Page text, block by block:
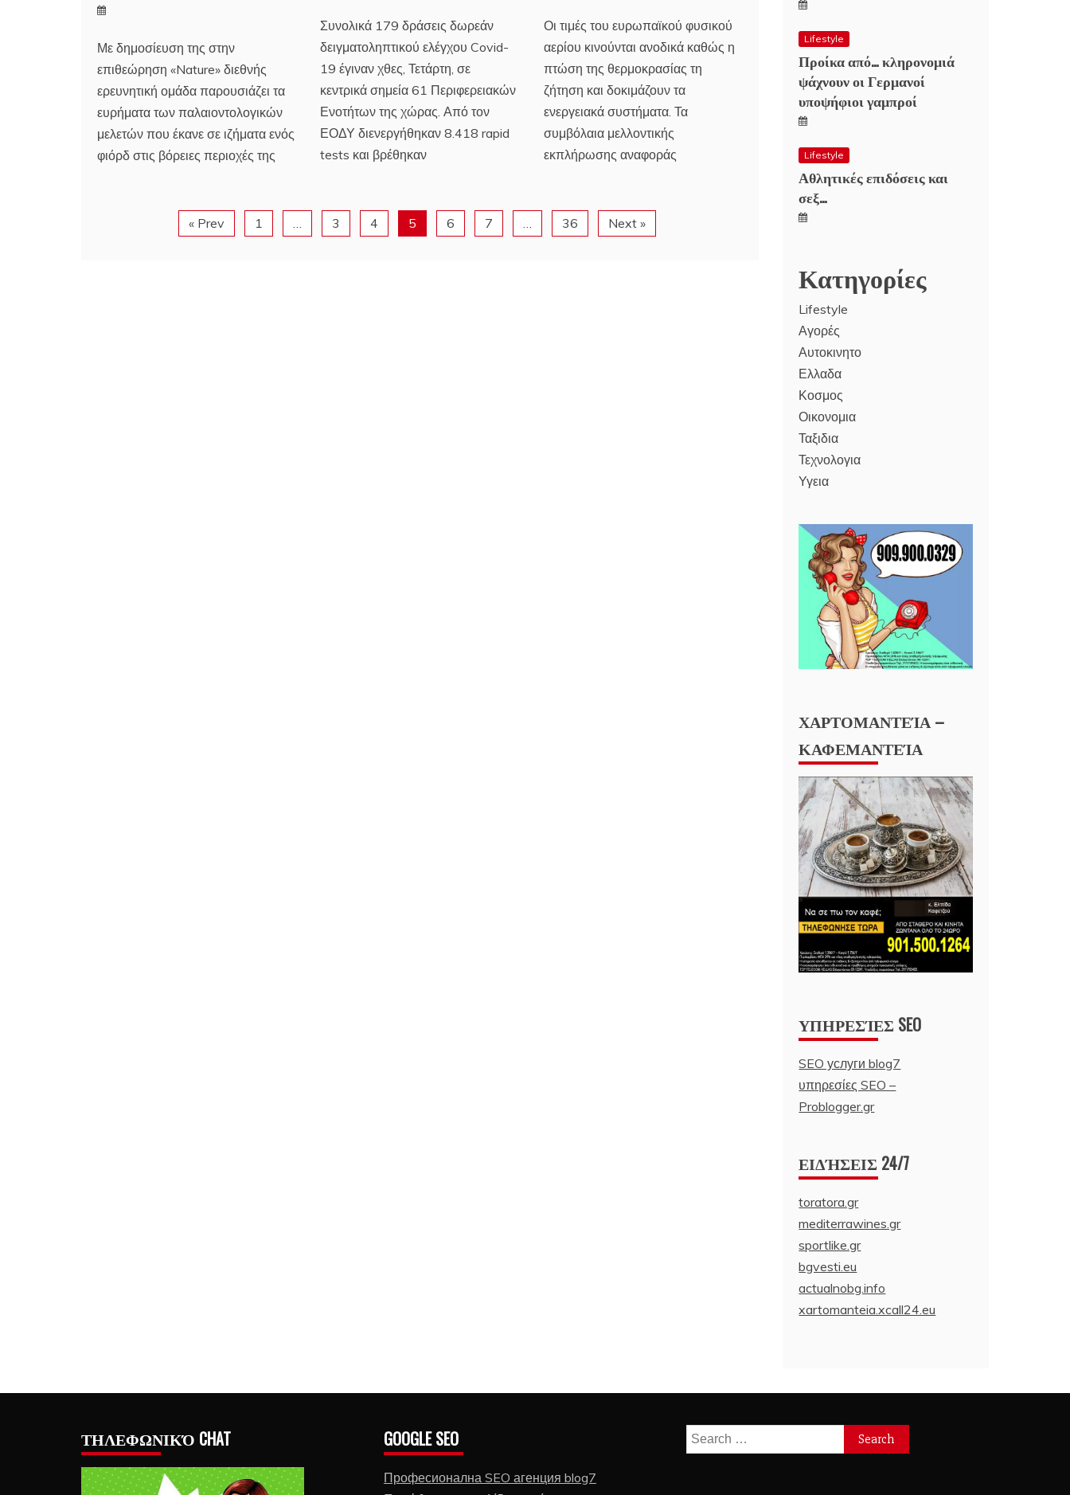
Με δημοσίευση της στην
επιθεώρηση «Nature» διεθνής
ερευνητική ομάδα παρουσιάζει τα
ευρήματα των παλαιοντολογικών
μελετών που έκανε σε ιζήματα ενός
φιόρδ στις βόρειες περιοχές της
Συνολικά 179 δράσεις δωρεάν
δειγματοληπτικού ελέγχου Covid-
19 έγιναν χθες, Τετάρτη, σε
κεντρικά σημεία 61 Περιφερειακών
Ενοτήτων της χώρας. Από τον
ΕΟΔΥ διενεργήθηκαν 8.418 rapid
tests και βρέθηκαν
Οι τιμές του ευρωπαϊκού φυσικού
αερίου κινούνται ανοδικά καθώς η
πτώση της θερμοκρασίας τη
ζήτηση και δοκιμάζουν τα
ενεργειακά συστήματα. Τα
συμβόλαια μελλοντικής
εκπλήρωσης αναφοράς
« Prev 1 … 3 4 5 6 7 … 36 Next »
Lifestyle
Προίκα από… κληρονομιά
ψάχνουν οι Γερμανοί
υποψήφιοι γαμπροί
Lifestyle
Αθλητικές επιδόσεις και
σεξ…
Κατηγορίες
Lifestyle
Αγορές
Αυτοκινητο
Ελλαδα
Κοσμος
Οικονομια
Ταξιδια
Τεχνολογια
Υγεια
ΧΑΡΤΟΜΑΝΤΕΊΑ –
ΚΑΦΕΜΑΝΤΕΊΑ
ΥΠΗΡΕΣΊΕΣ SEO
SEO услуги blog7
υπηρεσίες SEO –
Problogger.gr
ΕΙΔΉΣΕΙΣ 24/7
toratora.gr
mediterrawines.gr
sportlike.gr
bgvesti.eu
actualnobg.info
xartomanteia.xcall24.eu
ΤΗΛΕΦΩΝΙΚΌ CHAT GOOGLE SEO
Професионална SEO агенция blog7
Search
for: